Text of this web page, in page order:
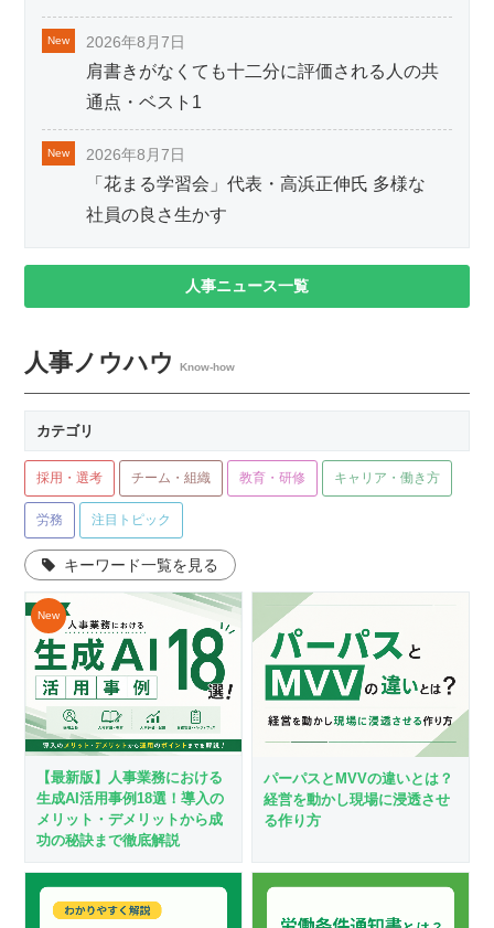
肩書きがなくても十二分に評価される人の共
通点・ベスト1
2026年8月7日
「花まる学習会」代表・高浜正伸氏 多様な
社員の良さ生かす
2026年8月7日
人事ニュース一覧
人事ノウハウ Know-how
カテゴリ
採用・選考 チーム・組織 教育・研修 キャリア・働き方
労務 注目トピック
キーワード一覧を見る
【最新版】人事業務における
生成AI活用事例18選！導入の
メリット・デメリットから成
功の秘訣まで徹底解説
パーパスとMVVの違いとは？
経営を動かし現場に浸透させ
る作り方